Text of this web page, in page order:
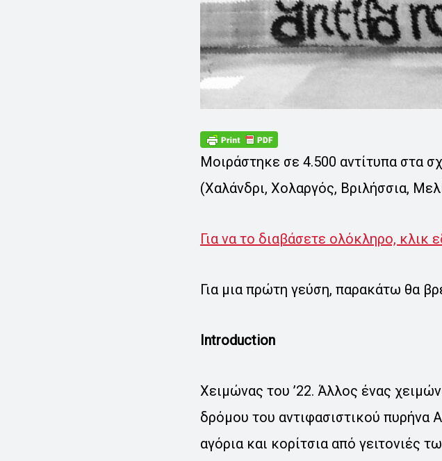
Μοιράστηκε σε 4.500 αντίτυπα στα
(Χαλάνδρι, Χολαργός, Βριλήσσια,
Για να το διαβάσετε ολόκληρο, κλικ
Για μια πρώτη γεύση, παρακάτω θα
Introduction
Χειμώνας του ’22. Άλλος ένας
δρόμου του αντιφασιστικού πυρήνα
αγόρια και κορίτσια από γειτονιές